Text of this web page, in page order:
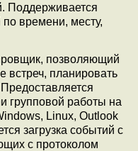
Поддерживается
времени, месту,
позволяющий
встреч, планировать
групповой работы на
Linux, Outlook
загрузка событий с
с протоколом